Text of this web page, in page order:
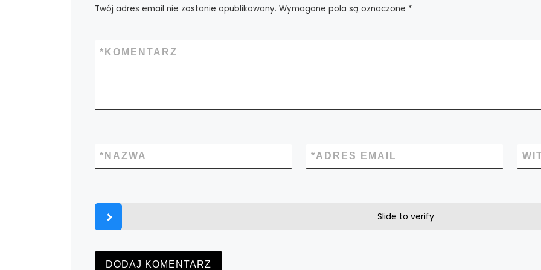
Twój adres email nie zostanie opublikowany. Wymagane pola są oznaczone *
KOMENTARZ
*
NAZWA
* ADRES EMAIL
*
Slide to verify